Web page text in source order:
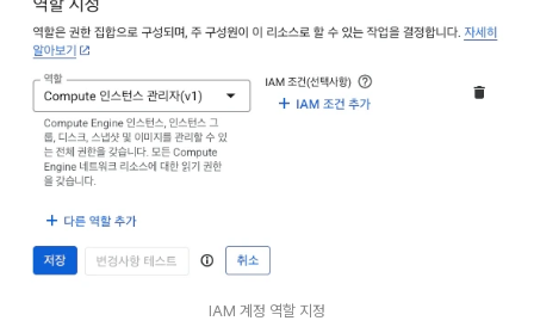
IAM 계정 역할 지정